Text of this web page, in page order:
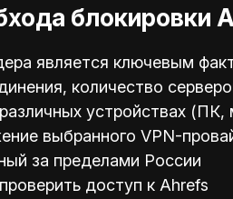
блокировки
является ключевым
количество
устройствах (ПК,
выбранного VPN-
за пределами России
доступ к Ahrefs